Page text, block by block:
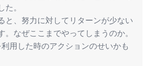
た。
と、努力に対してリターンが少ない
。なぜここまでやってしまうのか。
用した時のアクションのせいかも